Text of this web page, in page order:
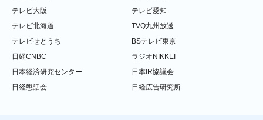
テレビ大阪
テレビ愛知
テレビ北海道
TVQ九州放送
テレビせとうち
BSテレビ東京
日経CNBC
ラジオNIKKEI
日本経済研究センター
日本IR協議会
日経懇話会
日経広告研究所